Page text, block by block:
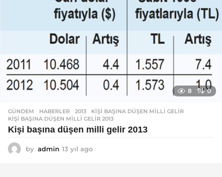
8 0
GÜNDEM ,HABERLER 2013 ,KIŞI BAŞINA DÜŞEN MILLI GELIR
KIŞI BAŞINA DÜŞEN MILLI GELIR 2013
Kişi başına düşen milli gelir 2013
by admin 13 yıl ago